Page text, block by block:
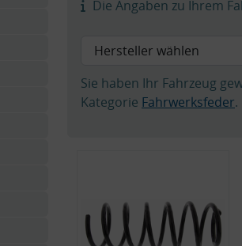
Die Angaben zu Ihrem
Sie haben Ihr Fahrzeug
Kategorie Fahrwerksfeder.